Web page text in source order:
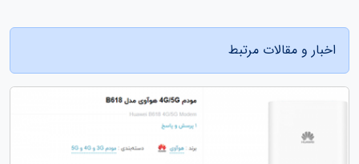
اخبار و مقالات مرتبط